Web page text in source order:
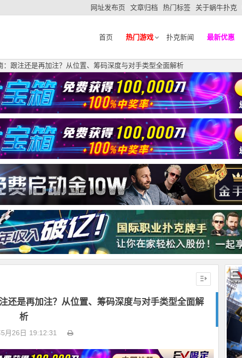
网址发布页 文章归档 热门标签 关于蜗牛扑克
首页 热门游戏 扑克新闻 最新优惠
：跟注还是再加注？从位置、筹码深度与对手类型全面解析
还是再加注？从位置、筹码深度与对手类型全面解
析
月26日 19:12:31